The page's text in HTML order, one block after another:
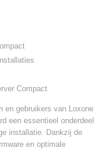
Compact
en gebruikers van Loxone
een essentieel onderdeel
installatie. Dankzij de
en optimale